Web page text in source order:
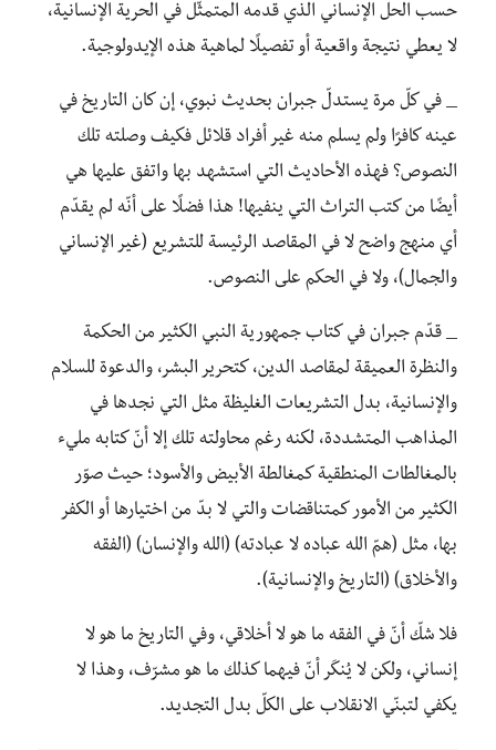
حسب الحل الإنساني الذي قدمه المتمثّل في الحرية الإنسانية،
لا يعطي نتيجة واقعية أو تفصيلًا لماهية هذه الإيدولوجية.
_ في كلّ مرة يستدلّ جبران بحديث نبوي، إن كان التاريخ في
عينه كافرًا ولم يسلم منه غير أفراد قلائل فكيف وصلته تلك
النصوص؟ فهذه الأحاديث التي استشهد بها واتفق عليها هي
أيضًا من كتب التراث التي ينفيها! هذا فضلًا على أنّه لم يقدّم
أي منهج واضح لا في المقاصد الرئيسة للتشريع (غير الإنساني
والجمال)، ولا في الحكم على النصوص.
_ قدّم جبران في كتاب جمهورية النبي الكثير من الحكمة
والنظرة العميقة لمقاصد الدين، كتحرير البشر، والدعوة للسلام
والإنسانية، بدل التشريعات الغليظة مثل التي نجدها في
المذاهب المتشددة، لكنه رغم محاولته تلك إلا أنّ كتابه مليء
بالمغالطات المنطقية كمغالطة الأبيض والأسود؛ حيث صوّر
الكثير من الأمور كمتناقضات والتي لا بدّ من اختيارها أو الكفر
بها، مثل (همّ الله عباده لا عبادته) (الله والإنسان) (الفقه
والأخلاق) (التاريخ والإنسانية).
فلا شكّ أنّ في الفقه ما هو لا أخلاقي، وفي التاريخ ما هو لا
إنساني، ولكن لا يُنكَر أنّ فيهما كذلك ما هو مشرّف، وهذا لا
يكفي لتبنّي الانقلاب على الكلّ بدل التجديد.